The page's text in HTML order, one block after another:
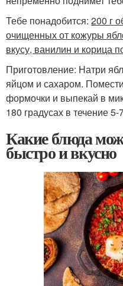
Тебе понадобится: 200 г
очищенных от кожуры
вкусу, ванилин и корица
Приготовление: Натри
яйцом и сахаром.
формочки и выпекай в
180 градусах в течение 5-
Какие блюда
быстро и вкусно